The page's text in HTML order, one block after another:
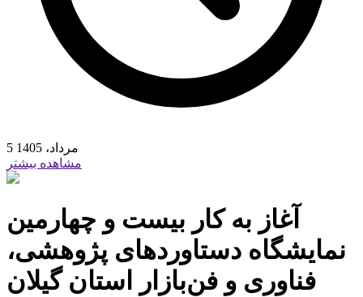
5 مرداد، 1405
مشاهده بیشتر
آغاز به کار بیست و چهارمین
نمایشگاه دستاوردهای پژوهشی،
فناوری و فن‌بازار استان گیلان